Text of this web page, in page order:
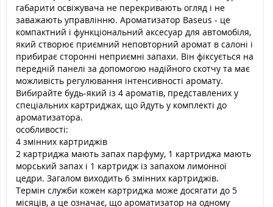
габарити освіжувача не перекривають огляд і не
заважають управлінню. Ароматизатор Baseus - це
компактний і функціональний аксесуар для автомобіля,
який створює приємний неповторний аромат в салоні і
прибирає сторонні неприємні запахи. Він фіксується на
передній панелі за допомогою надійного скотчу та має
можливість регулювання інтенсивності аромату.
Вибирайте будь-який із 4 ароматів, представлених у
спеціальних картриджах, що йдуть у комплекті до
ароматизатора.
особливості:
4 змінних картриджів
2 картриджа мають запах парфуму, 1 картриджа мають
морський запах і 1 картридж із запахом лимонної
цедри. Загалом виходить 6 змінних картриджів.
Термін служби кожен картриджа може досягати до 5
місяців, а це означає, що ароматизатор на одному